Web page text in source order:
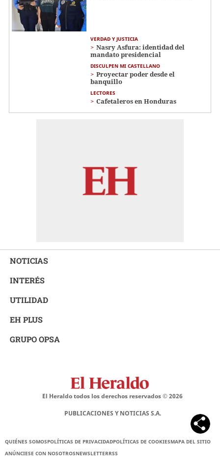
VERDAD Y JUSTICIA
Nasry Asfura: identidad del
mandato presidencial
DISCULPEN MI CASTELLANO
Proyectar poder desde el
banquillo
LECTORES
Cafetaleros en Honduras
NOTICIAS
INTERÉS
UTILIDAD
EH PLUS
GRUPO OPSA
El Heraldo todos los derechos reservados ©2026
PUBLICACIONES Y NOTICIAS S.A.
QUIÉNES SOMOSPOLÍTICAS DE PRIVACIDADPOLÍTICAS DE COOKIESMAPA DEL SITIO
ANÚNCIESE CON NOSOTROSNEWSLETTERRSS